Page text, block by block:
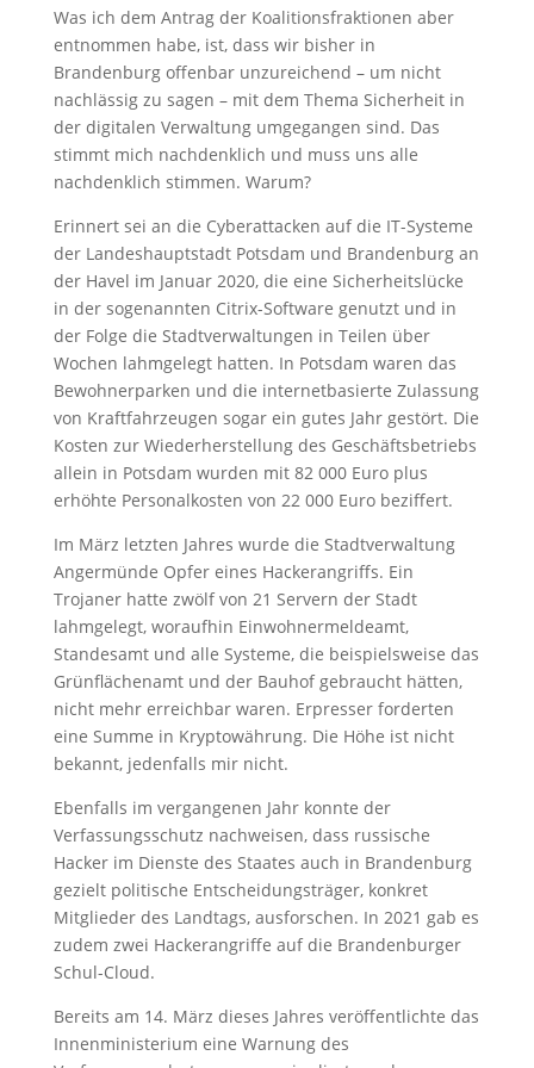
Was ich dem Antrag der Koalitionsfraktionen aber
entnommen habe, ist, dass wir bisher in
Brandenburg offenbar unzureichend – um nicht
nachlässig zu sagen – mit dem Thema Sicherheit in
der digitalen Verwaltung umgegangen sind. Das
stimmt mich nachdenklich und muss uns alle
nachdenklich stimmen. Warum?
Erinnert sei an die Cyberattacken auf die IT-Systeme
der Landeshauptstadt Potsdam und Brandenburg an
der Havel im Januar 2020, die eine Sicherheitslücke
in der sogenannten Citrix-Software genutzt und in
der Folge die Stadtverwaltungen in Teilen über
Wochen lahmgelegt hatten. In Potsdam waren das
Bewohnerparken und die internetbasierte Zulassung
von Kraftfahrzeugen sogar ein gutes Jahr gestört. Die
Kosten zur Wiederherstellung des Geschäftsbetriebs
allein in Potsdam wurden mit 82 000 Euro plus
erhöhte Personalkosten von 22 000 Euro beziffert.
Im März letzten Jahres wurde die Stadtverwaltung
Angermünde Opfer eines Hackerangriffs. Ein
Trojaner hatte zwölf von 21 Servern der Stadt
lahmgelegt, woraufhin Einwohnermeldeamt,
Standesamt und alle Systeme, die beispielsweise das
Grünflächenamt und der Bauhof gebraucht hätten,
nicht mehr erreichbar waren. Erpresser forderten
eine Summe in Kryptowährung. Die Höhe ist nicht
bekannt, jedenfalls mir nicht.
Ebenfalls im vergangenen Jahr konnte der
Verfassungsschutz nachweisen, dass russische
Hacker im Dienste des Staates auch in Brandenburg
gezielt politische Entscheidungsträger, konkret
Mitglieder des Landtags, ausforschen. In 2021 gab es
zudem zwei Hackerangriffe auf die Brandenburger
Schul-Cloud.
Bereits am 14. März dieses Jahres veröffentlichte das
Innenministerium eine Warnung des